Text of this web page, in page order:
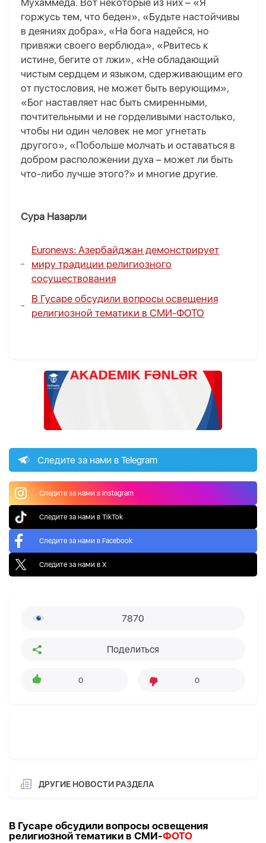
Мухаммеда. Вот некоторые из них – «Я
горжусь тем, что беден», «Будьте настойчивы
в деяниях добра», «На бога надейся, но
привяжи своего верблюда», «Рвитесь к
истине, бегите от лжи», «Не обладающий
чистым сердцем и языком, сдерживающим его
от пустословия, не может быть верующим»,
«Бог наставляет нас быть смиренными,
почтительными и не горделивыми настолько,
чтобы ни один человек не мог угнетать
другого», «Побольше молчать и оставаться в
добром расположении духа – может ли быть
что-либо лучше этого?» и многие другие.
Сура Назарли
Euronews: Азербайджан демонстрирует
миру традиции религиозного
сосуществования
В Гусаре обсудили вопросы освещения
религиозной тематики в СМИ-ФОТО
Следите за нами в Telegram
Следите за нами в Instagram
Следите за нами в TikTok
Следите за нами в Facebook
Следите за нами в X
7870
Поделиться
0 0
ДРУГИЕ НОВОСТИ РАЗДЕЛА
В Гусаре обсудили вопросы освещения
религиозной тематики в СМИ-ФОТО